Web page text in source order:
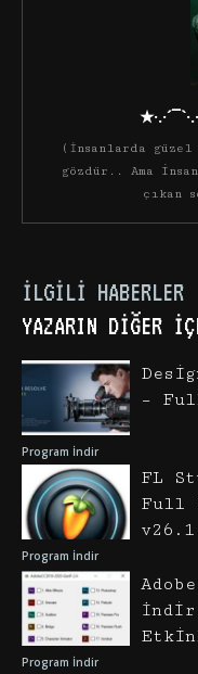
(İnsanlarda
gözdür.. Ama
çıkan
İLGILI HABERLER
YAZARIN DIĞER
Program İndir
–
Program İndir
FL
Full
Program İndir
İndir